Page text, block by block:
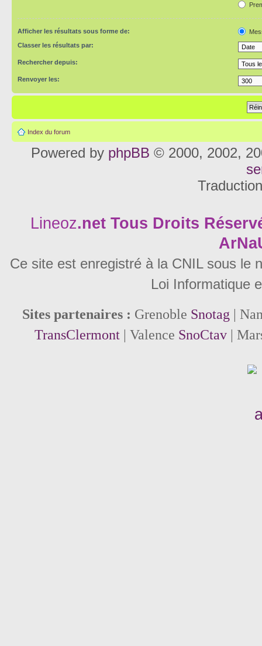
Afficher les résultats sous forme de:
Classer les résultats par:
Rechercher depuis:
Renvoyer les:
Index du forum
Powered by phpBB © 2000, 2002,
Lineoz.net Tous Droits
Ce site est enregistré à la CNIL sous le
Loi Informatique
Sites partenaires : Grenoble Snotag |
TransClermont| Valence SnoCtav|